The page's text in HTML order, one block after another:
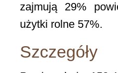
zajmują 29%
użytki rolne 57%.
Szczegóły